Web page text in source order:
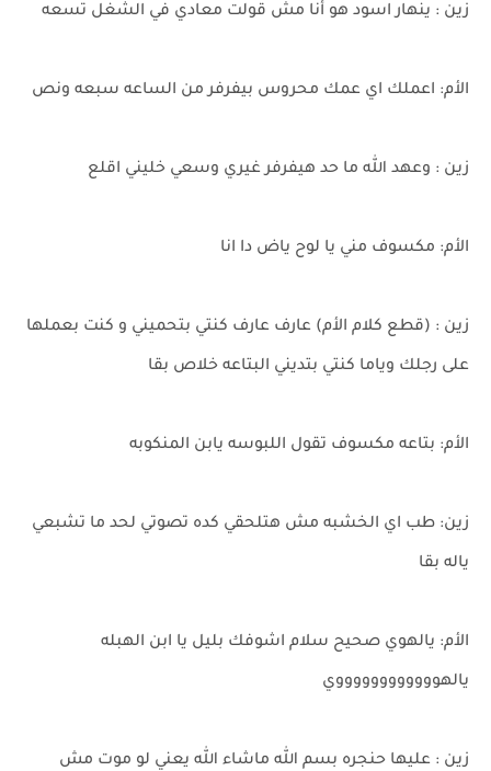
زين : ينهار اسود هو أنا مش قولت معادي في الشغل تسعه
الأم: اعملك اي عمك محروس بيفرفر من الساعه سبعه ونص
زين : وعهد الله ما حد هيفرفر غيري وسعي خليني اقلع
الأم: مكسوف مني يا لوح ياض دا انا
زين : (قطع كلام الأم) عارف عارف كنتي بتحميني و كنت بعملها
على رجلك وياما كنتي بتديني البتاعه خلاص بقا
الأم: بتاعه مكسوف تقول اللبوسه يابن المنكوبه
زين: طب اي الخشبه مش هتلحقي كده تصوتي لحد ما تشبعي
ياله بقا
الأم: يالهوي صحيح سلام اشوفك بليل يا ابن الهبله
يالهووووووووووووي
زين : عليها حنجره بسم الله ماشاء الله يعني لو موت مش